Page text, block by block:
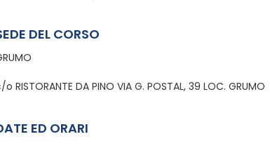
DEL CORSO
o RISTORANTE DA PINO VIA G. POSTAL, 39 LOC. GRUMO
ED ORARI